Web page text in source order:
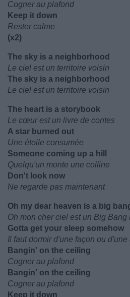
Cogner au plafond
Keep it down
Rester calme
(x2)
The sky is a neighborhood
Le ciel est un territoire voisin
The sky is a neighborhood
Le ciel est un territoire voisin
The heart is a storybook
Le cœur est un livre de contes
A star burned out
Une étoile consumée
Someone coming up a hill
Quelqu'un monte une colline
Don't look now
Ne regarde pas maintenant
Oh my dear heaven is a big
Oh mon cher ciel est un Big Bang
Gotta get your sleep somehow
Il faut dormir d'une façon ou d'une
Bangin' on the ceiling
Cogner au plafond
Bangin' on the ceiling
Cogner au plafond
Keep it down